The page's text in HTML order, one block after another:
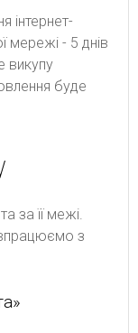
інтернет-
мережі - 5 днів
викупу
буде
за її межі.
з